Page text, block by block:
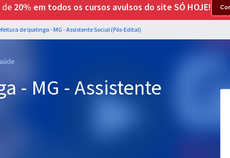
de 20% em todos os cursos avulsos do site SÓ HOJE!
de Ipatinga - MG - Assistente Social (Pós-Edital)
- MG - Assistente